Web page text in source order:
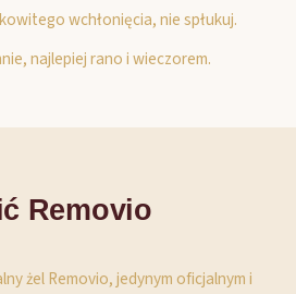
wchłonięcia, nie spłukuj.
najlepiej rano i wieczorem.
Removio
żel Removio, jedynym oficjalnym i